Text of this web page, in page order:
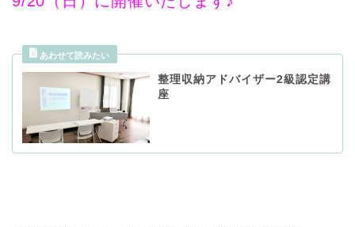
整理収納アドバイザー2級認定講
座